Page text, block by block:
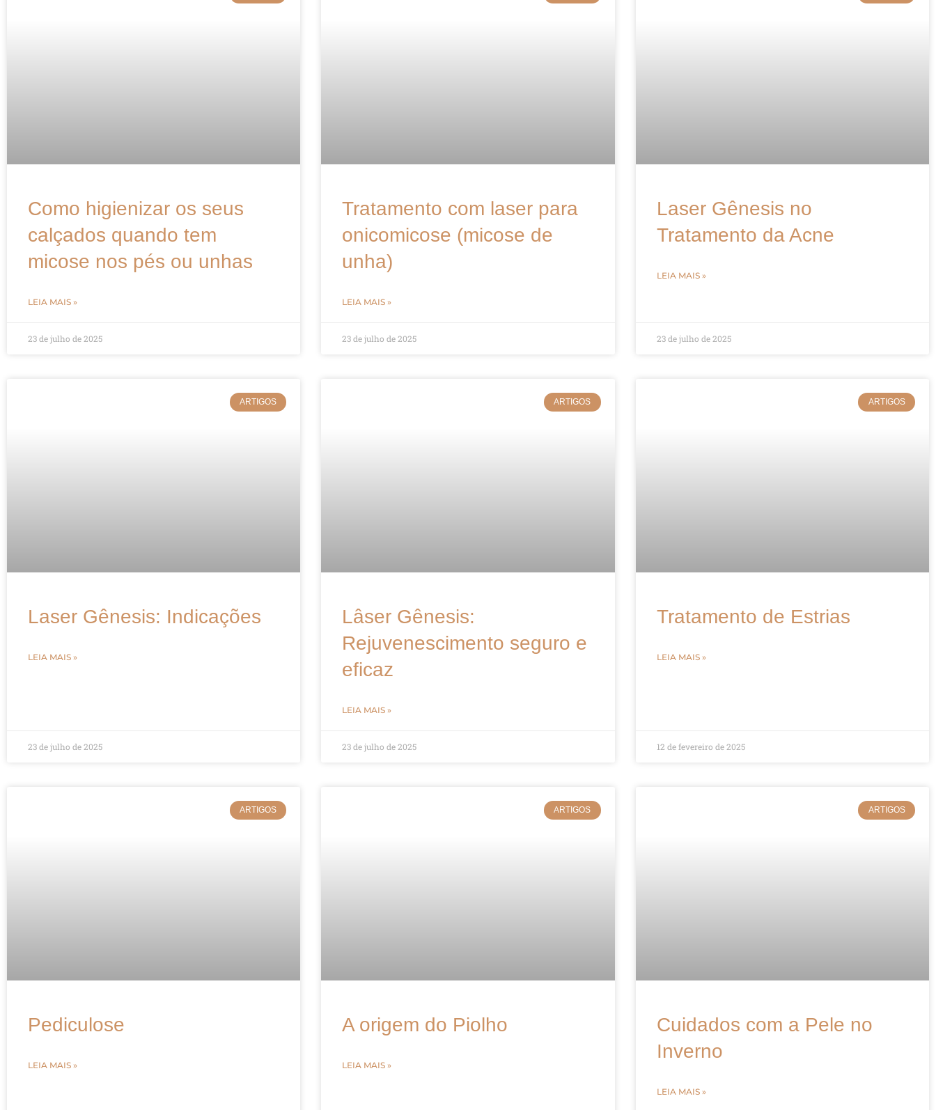
Como higienizar os seus
calçados quando tem
micose nos pés ou unhas
LEIA MAIS »
23 de julho de 2025
Tratamento com laser para
onicomicose (micose de
unha)
LEIA MAIS »
23 de julho de 2025
Laser Gênesis no
Tratamento da Acne
LEIA MAIS »
23 de julho de 2025
ARTIGOS
Laser Gênesis: Indicações
LEIA MAIS »
23 de julho de 2025
ARTIGOS
Lâser Gênesis:
Rejuvenescimento seguro e
eficaz
LEIA MAIS »
23 de julho de 2025
ARTIGOS
Tratamento de Estrias
LEIA MAIS »
12 de fevereiro de 2025
ARTIGOS
Pediculose
LEIA MAIS »
ARTIGOS
A origem do Piolho
LEIA MAIS »
ARTIGOS
Cuidados com a Pele no
Inverno
LEIA MAIS »